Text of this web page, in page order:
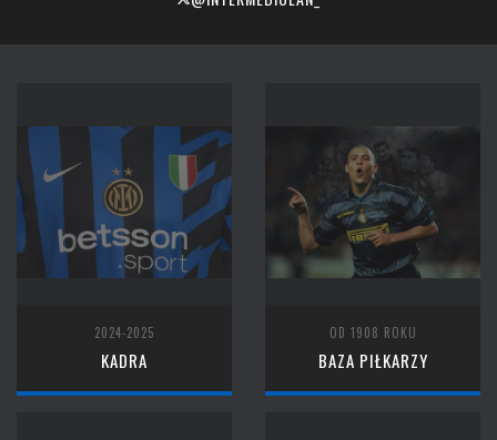
2024-2025
KADRA
OD 1908 ROKU
BAZA PIŁKARZY